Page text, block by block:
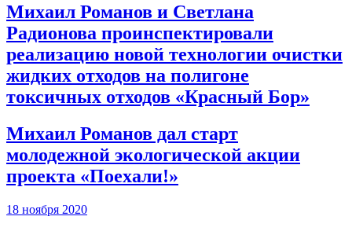
Михаил Романов и Светлана
Радионова проинспектировали
реализацию новой технологии очистки
жидких отходов на полигоне
токсичных отходов «Красный Бор»
Михаил Романов дал старт
молодежной экологической акции
проекта «Поехали!»
18 ноября 2020